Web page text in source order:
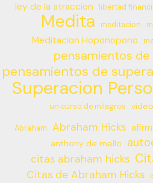
ley de la atraccion libertad
Medita meditacion
Meditacion Hoponopono
pensamientos
pensamientos de
Superacion
un curso de milagros
Abraham Abraham Hicks
anthony de mello
citas abraham hicks
Citas de Abraham Hicks